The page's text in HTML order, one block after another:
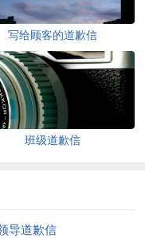
写给顾客的道歉信
班级道歉信
导道歉信